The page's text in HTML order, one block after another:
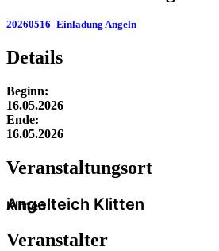
20260516_Einladung Angeln
Details
Beginn:
16.05.2026
Ende:
16.05.2026
Veranstaltung­sort
Angelteich Klitten
Klitten
Veranstalter